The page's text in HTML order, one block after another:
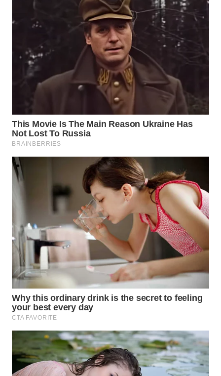
TRAVEL
WAHANA
TV
WAHANANEWS
WAHANANEWS
CO ID
WAHANANEWS
WAHANA
UMKM
WAHANA
SELEB
WAHANA
PERSONA
WAHANA
OTOMOTIF